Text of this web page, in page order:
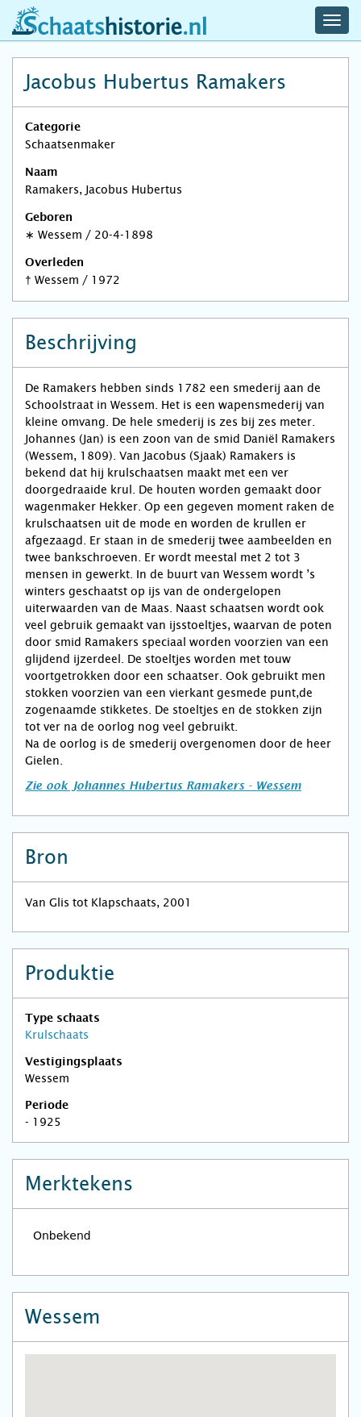
schaatshistorie.nl
Jacobus Hubertus Ramakers
Categorie
Schaatsenmaker
Naam
Ramakers, Jacobus Hubertus
Geboren
∗ Wessem / 20-4-1898
Overleden
† Wessem / 1972
Beschrijving
De Ramakers hebben sinds 1782 een smederij aan de
Schoolstraat in Wessem. Het is een wapensmederij van
kleine omvang. De hele smederij is zes bij zes meter.
Johannes (Jan) is een zoon van de smid Daniël Ramakers
(Wessem, 1809). Van Jacobus (Sjaak) Ramakers is
bekend dat hij krulschaatsen maakt met een ver
doorgedraaide krul. De houten worden gemaakt door
wagenmaker Hekker. Op een gegeven moment raken de
krulschaatsen uit de mode en worden de krullen er
afgezaagd. Er staan in de smederij twee aambeelden en
twee bankschroeven. Er wordt meestal met 2 tot 3
mensen in gewerkt. In de buurt van Wessem wordt ’s
winters geschaatst op ijs van de ondergelopen
uiterwaarden van de Maas. Naast schaatsen wordt ook
veel gebruik gemaakt van ijsstoeltjes, waarvan de poten
door smid Ramakers speciaal worden voorzien van een
glijdend ijzerdeel. De stoeltjes worden met touw
voortgetrokken door een schaatser. Ook gebruikt men
stokken voorzien van een vierkant gesmede punt,de
zogenaamde stikketes. De stoeltjes en de stokken zijn
tot ver na de oorlog nog veel gebruikt.
Na de oorlog is de smederij overgenomen door de heer
Gielen.
Zie ook Johannes Hubertus Ramakers - Wessem
Bron
Van Glis tot Klapschaats, 2001
Produktie
Type schaats
Krulschaats
Vestigingsplaats
Wessem
Periode
- 1925
Merktekens
Wessem